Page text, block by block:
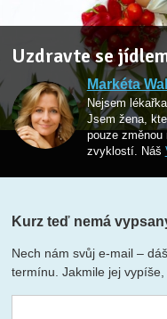
Uzdravte se
Markéta
Nejsem
Jsem žena,
pouze
zvyklostí. Náš
Kurz teď nemá
Nech nám svůj e-mail –
termínu. Jakmile jej